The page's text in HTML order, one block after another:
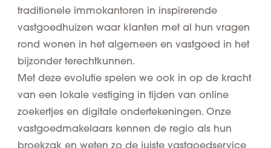
traditionele immokantoren in inspirerende
vastgoedhuizen waar klanten met al hun vragen
rond wonen in het algemeen en vastgoed in het
bijzonder terechtkunnen.
Met deze evolutie spelen we ook in op de kracht
van een lokale vestiging in tijden van online
zoekertjes en digitale ondertekeningen. Onze
vastgoedmakelaars kennen de regio als hun
broekzak en weten zo de juiste vastgoedservice